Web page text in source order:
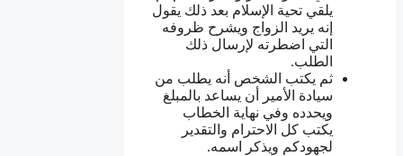
يلقي تحية الإسلام بعد ذلك يقول
إنه يريد الزواج ويشرح ظروفه
التي اضطرته لإرسال ذلك
الطلب.
ثم يكتب الشخص أنه يطلب من
سيادة الأمير أن يساعد بالمبلغ
ويحدده وفي نهاية الخطاب
يكتب كل الاحترام والتقدير
لجهودكم ويذكر اسمه.